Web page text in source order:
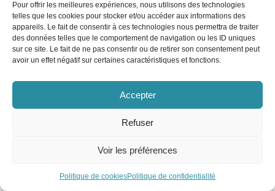
Pour offrir les meilleures expériences, nous utilisons des technologies
telles que les cookies pour stocker et/ou accéder aux informations des
appareils. Le fait de consentir à ces technologies nous permettra de traiter
des données telles que le comportement de navigation ou les ID uniques
sur ce site. Le fait de ne pas consentir ou de retirer son consentement peut
avoir un effet négatif sur certaines caractéristiques et fonctions.
Accepter
Refuser
Voir les préférences
Politique de cookiesPolitique de confidentialité
Responsable RH Appels d’Offre
H/F
RATP Cap Île-de-France
Team Emploi